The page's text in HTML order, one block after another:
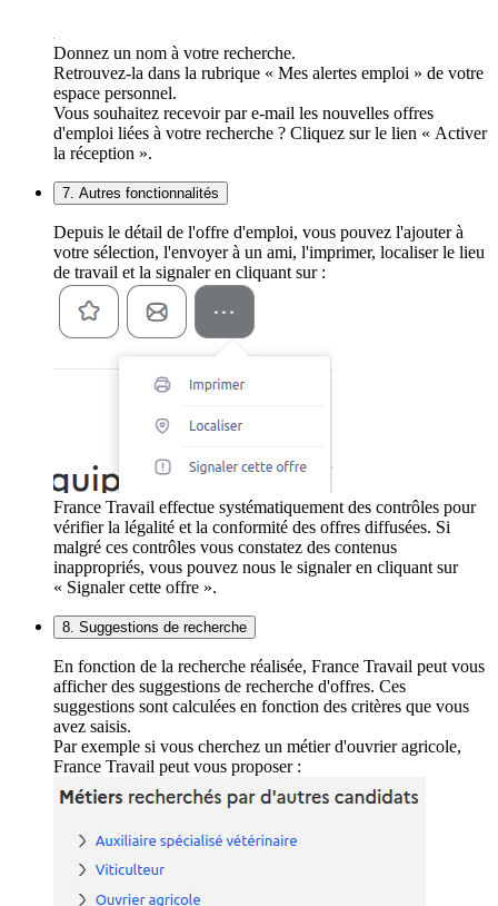
Donnez un nom à votre recherche.
Retrouvez-la dans la rubrique « Mes alertes emploi » de votre
espace personnel.
Vous souhaitez recevoir par e-mail les nouvelles offres
d'emploi liées à votre recherche ? Cliquez sur le lien « Activer
la réception ».
7. Autres fonctionnalités
Depuis le détail de l'offre d'emploi, vous pouvez l'ajouter à
votre sélection, l'envoyer à un ami, l'imprimer, localiser le lieu
de travail et la signaler en cliquant sur :
France Travail effectue systématiquement des contrôles pour
vérifier la légalité et la conformité des offres diffusées. Si
malgré ces contrôles vous constatez des contenus
inappropriés, vous pouvez nous le signaler en cliquant sur
« Signaler cette offre ».
8. Suggestions de recherche
En fonction de la recherche réalisée, France Travail peut vous
afficher des suggestions de recherche d'offres. Ces
suggestions sont calculées en fonction des critères que vous
avez saisis.
Par exemple si vous cherchez un métier d'ouvrier agricole,
France Travail peut vous proposer :